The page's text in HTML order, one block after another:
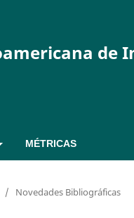
de
MÉTRICAS
/ Novedades Bibliográficas